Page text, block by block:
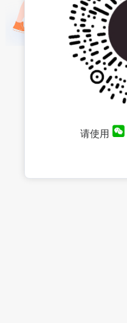
请使用